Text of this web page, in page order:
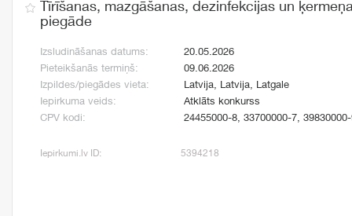
Tīrīšanas, mazgāšanas, dezinfekcijas un
piegāde
Izsludināšanas datums:
20.05.2026
Pieteikšanās termiņš:
09.06.2026
Izpildes/piegādes vieta:
Latvija, Latvija, Latgale
Iepirkuma veids:
Atklāts konkurss
CPV kodi:
24455000-8, 33700000-7,
Iepirkumi.lv ID: 5394218